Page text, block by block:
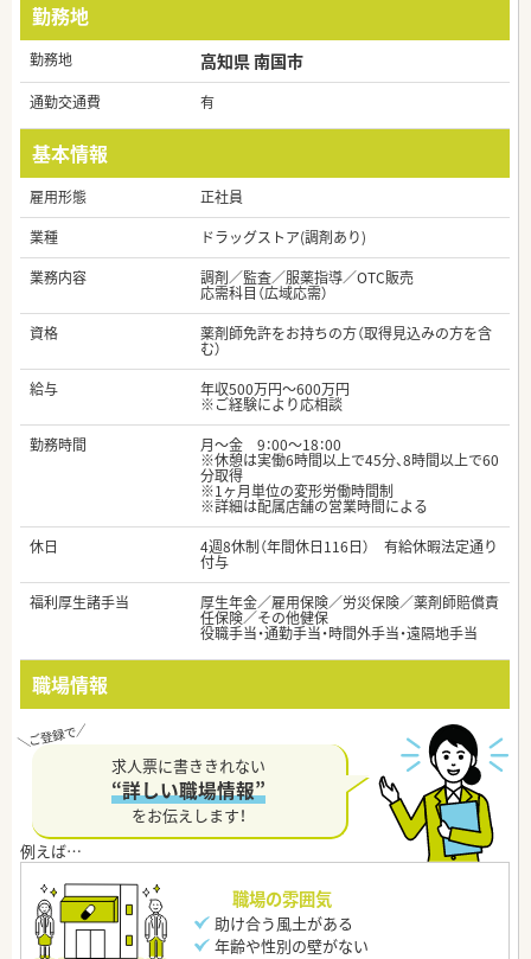
勤務地
勤務地 高知県 南国市
通勤交通費 有
基本情報
雇用形態
正社員
業種
ドラッグストア(調剤あり)
業務内容
調剤／監査／服薬指導／OTC販売
応需科目（広域応需）
資格
薬剤師免許をお持ちの方（取得見込みの方を含
む）
給与
年収500万円～600万円
※ご経験により応相談
勤務時間
月～金 9：00～18：00
※休憩は実働6時間以上で45分、8時間以上で60
分取得
※1ヶ月単位の変形労働時間制
※詳細は配属店舗の営業時間による
休日
4週8休制（年間休日116日） 有給休暇法定通り
付与
福利厚生諸手当
厚生年金／雇用保険／労災保険／薬剤師賠償責
任保険／その他健保
役職手当・通勤手当・時間外手当・遠隔地手当
職場情報
求人票に書ききれない
“詳しい職場情報”
をお伝えします！
職場の雰囲気
助け合う風土がある
年齢や性別の壁がない